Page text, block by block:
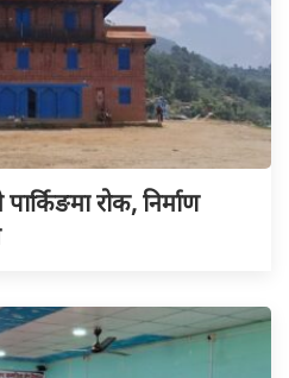
रोक, निर्माण